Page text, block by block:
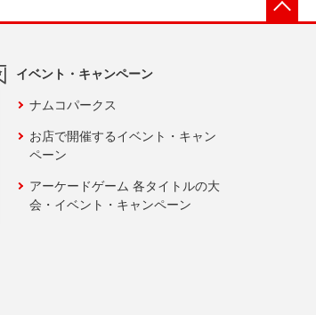
イベント・キャンペーン
ナムコパークス
お店で開催するイベント・キャン
ペーン
アーケードゲーム 各タイトルの大
会・イベント・キャンペーン